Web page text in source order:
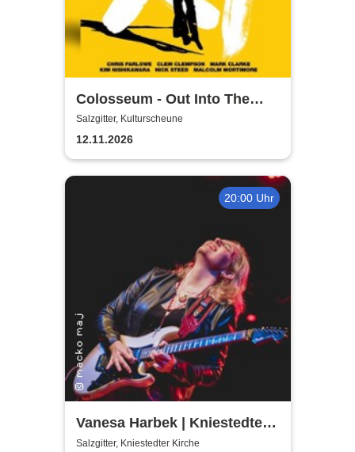
Colosseum - Out Into The
Fields
Salzgitter, Kulturscheune
12.11.2026
20:00 Uhr
Vanesa Harbek | Kniestedter
Kirche
Salzgitter, Kniestedter Kirche